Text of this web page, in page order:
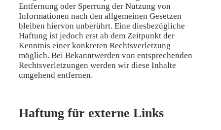
Entfernung oder Sperrung der Nutzung von
Informationen nach den allgemeinen Gesetzen
bleiben hiervon unberührt. Eine diesbezügliche
Haftung ist jedoch erst ab dem Zeitpunkt der
Kenntnis einer konkreten Rechtsverletzung
möglich. Bei Bekanntwerden von entsprechenden
Rechtsverletzungen werden wir diese Inhalte
umgehend entfernen.
Haftung für externe Links